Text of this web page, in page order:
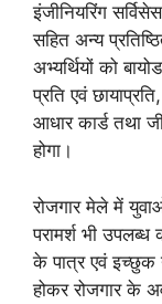
इंजीनियरिंग
सहित अन्य
अभ्यर्थियों को
प्रति एवं
आधार कार्ड तथा
होगा।
रोजगार मेले में
परामर्श भी उपलब्ध
के पात्र एवं
होकर रोजगार के